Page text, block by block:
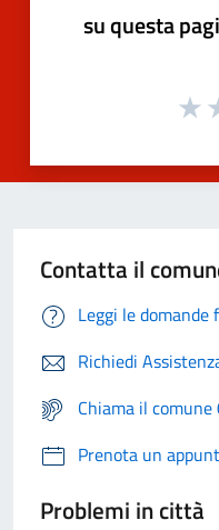
su questa
Contatta il
Leggi le domande
Richiedi
Chiama il
Prenota un
Problemi in città